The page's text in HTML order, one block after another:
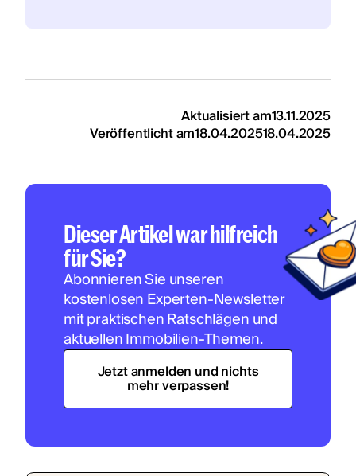
Aktualisiert am13.11.2025
Veröffentlicht am18.04.202518.04.2025
Dieser Artikel war hilfreich
für Sie?
Abonnieren Sie unseren
kostenlosen Experten-Newsletter
mit praktischen Ratschlägen und
aktuellen Immobilien-Themen.
Jetzt anmelden und nichts
mehr verpassen!